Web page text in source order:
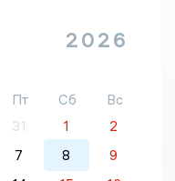
2026
Пт Сб
Вс
31 1
2
7 8
9